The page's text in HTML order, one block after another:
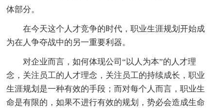
体部分。
在今天这个人才竞争的时代，职业生涯规划开始成
为在人争夺战中的另一重要利器。
对企业而言，如何体现公司“以人为本”的人才理
念，关注员工的人才理念，关注员工的持续成长，职业
生涯规划是一种有效的手段；而对每个人而言，职业生
命是有限的，如果不进行有效的规划，势必会造成生命